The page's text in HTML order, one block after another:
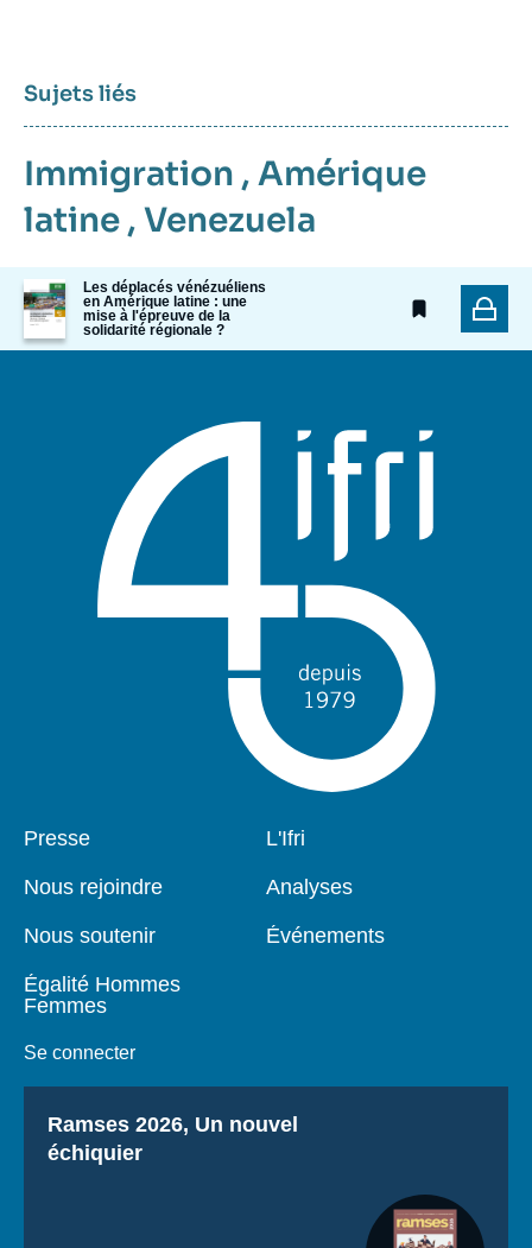
Sujets liés
Immigration , Amérique
latine , Venezuela
Image
de
couverture
de
Les déplacés vénézuéliens
en Amérique latine : une
mise à l'épreuve de la
solidarité régionale ?
Pied
Presse
Nous rejoindre
Nous soutenir
Égalité Hommes
Femmes
Se connecter
Navigation
L'Ifri
Analyses
Événements
Titre
Ramses 2026, Un nouvel
échiquier